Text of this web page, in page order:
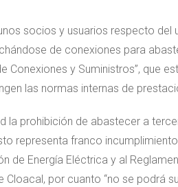
socios y usuarios respecto del
de conexiones para
y Suministros”, que
las normas internas de
la prohibición de abastecer a
representa franco
de Energía Eléctrica y al
por cuanto “no se podrá